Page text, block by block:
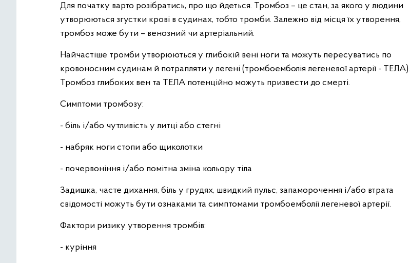
Для початку варто розібратись, про що йдеться. Тромбоз – це стан, за якого у людини
утворюються згустки крові в судинах, тобто тромби. Залежно від місця їх утворення,
тромбоз може бути – венозний чи артеріальний.
Найчастіше тромби утворюються у глибокій вені ноги та можуть пересуватись по
кровоносним судинам й потрапляти у легені (тромбоемболія легеневої артерії - ТЕЛА).
Тромбоз глибоких вен та ТЕЛА потенційно можуть призвести до смерті.
Симптоми тромбозу:
- біль і/або чутливість у литці або стегні
- набряк ноги стопи або щиколотки
- почервоніння і/або помітна зміна кольору тіла
Задишка, часте дихання, біль у грудях, швидкий пульс, запаморочення і/або втрата
свідомості можуть бути ознаками та симптомами тромбоемболії легеневої артерії.
Фактори ризику утворення тромбів:
- куріння